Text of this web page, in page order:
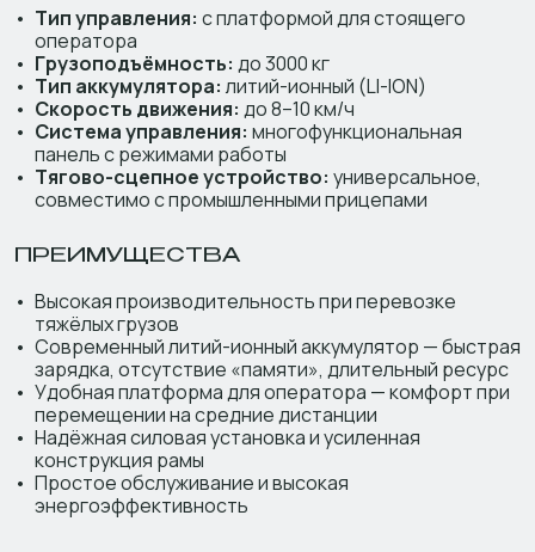
Тип управления: с платформой для стоящего
оператора
Грузоподъёмность: до 3000 кг
Тип аккумулятора: литий-ионный (LI-ION)
Скорость движения: до 8–10 км/ч
Система управления: многофункциональная
панель с режимами работы
Тягово-сцепное устройство: универсальное,
совместимо с промышленными прицепами
ПРЕИМУЩЕСТВА
Высокая производительность при перевозке
тяжёлых грузов
Современный литий-ионный аккумулятор — быстрая
зарядка, отсутствие «памяти», длительный ресурс
Удобная платформа для оператора — комфорт при
перемещении на средние дистанции
Надёжная силовая установка и усиленная
конструкция рамы
Простое обслуживание и высокая
энергоэффективность